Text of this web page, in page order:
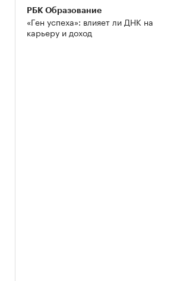
РБК Образование
«Ген успеха»: влияет ли ДНК на
карьеру и доход